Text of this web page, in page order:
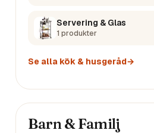
Servering & Glas
1 produkter
Se alla kök & husgeråd→
Barn & Familj